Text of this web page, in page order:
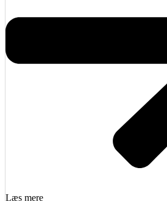
Læs mere